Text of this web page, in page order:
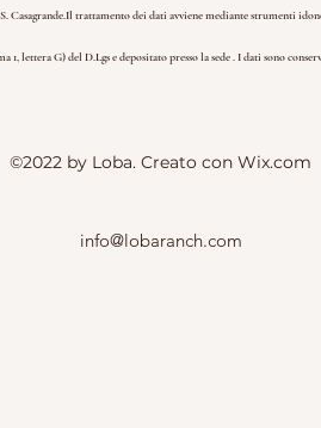
Casagrande.Il trattamento dei dati avviene mediante strumenti
lettera G) del D.Lgs e depositato presso la sede . I dati sono
©2022 by Loba. Creato con Wix.com
info@lobaranch.com